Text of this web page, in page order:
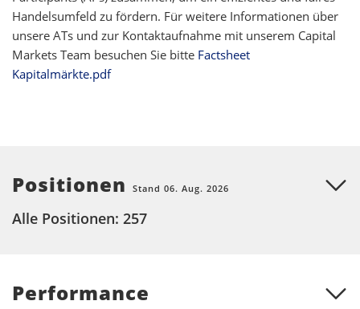
Handelsumfeld zu fördern. Für weitere Informationen über
unsere ATs und zur Kontaktaufnahme mit unserem Capital
Markets Team besuchen Sie bitte Factsheet
Kapitalmärkte.pdf
Positionen Stand 06. Aug. 2026
Alle Positionen: 257
Performance